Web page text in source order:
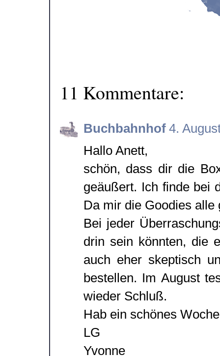
11 Kommentare:
Buchbahnhof 4.
Hallo Anett,
schön, dass dir die
geäußert. Ich finde bei
Da mir die Goodies
Bei jeder
drin sein könnten, die
auch eher skeptisch
bestellen. Im August
wieder Schluß.
Hab ein schönes
LG
Yvonne